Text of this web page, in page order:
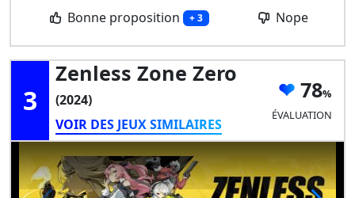
Bonne proposition + 3 Nope
3
Zenless Zone Zero
(2024)
VOIR DES JEUX SIMILAIRES
78
ÉVALUATION